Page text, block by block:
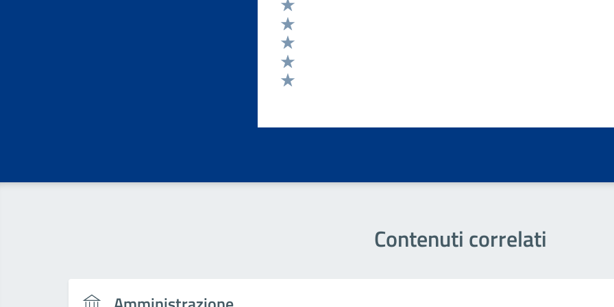
Valuta 5 stelle su 5
Valuta 4 stelle su 5
Valuta 3 stelle su 5
Valuta 2 stelle su 5
Contenuti correlati